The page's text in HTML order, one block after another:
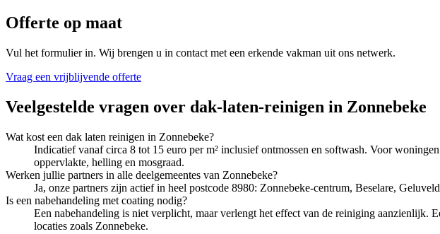
Offerte op maat
Vul het formulier in. Wij brengen u in contact met een erkende vakman uit ons netwerk.
Vraag een vrijblijvende offerte
Veelgestelde vragen over dak-laten-reinigen in Zonnebeke
Wat kost een dak laten reinigen in Zonnebeke?
Indicatief vanaf circa 8 tot 15 euro per m² inclusief ontmossen en softwash. Voor
oppervlakte, helling en mosgraad.
Werken jullie partners in alle deelgemeentes van Zonnebeke?
Ja, onze partners zijn actief in heel postcode 8980: Zonnebeke-centrum, Beselare,
Is een nabehandeling met coating nodig?
Een nabehandeling is niet verplicht, maar verlengt het effect van de reiniging aanzienlijk.
locaties zoals Zonnebeke.